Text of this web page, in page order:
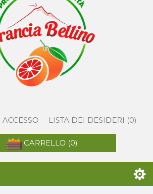
ACCESSO LISTA DEI DESIDERI (0)
CARRELLO (0)